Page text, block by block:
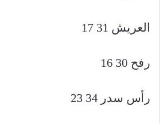
العريش 31 17
رفح 30 16
رأس سدر 34 23